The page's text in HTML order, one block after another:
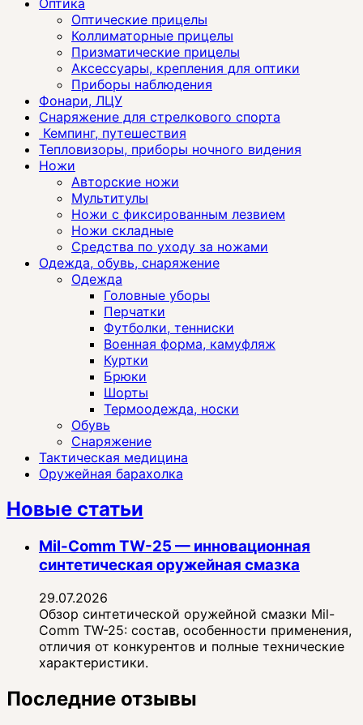
Оптические прицелы
Коллиматорные прицелы
Призматические прицелы
Аксессуары, крепления для оптики
Приборы наблюдения
Фонари, ЛЦУ
Снаряжение для стрелкового спорта
Кемпинг, путешествия
Тепловизоры, приборы ночного видения
Ножи
Авторские ножи
Мультитулы
Ножи с фиксированным лезвием
Ножи складные
Средства по уходу за ножами
Одежда, обувь, снаряжение
Одежда
Головные уборы
Перчатки
Футболки, тенниски
Военная форма, камуфляж
Куртки
Брюки
Шорты
Термоодежда, носки
Обувь
Снаряжение
Тактическая медицина
Оружейная барахолка
Новые статьи
Mil-Comm TW-25 — инновационная
синтетическая оружейная смазка
29.07.2026
Обзор синтетической оружейной смазки Mil-
Comm TW-25: состав, особенности применения,
отличия от конкурентов и полные технические
характеристики.
Последние отзывы